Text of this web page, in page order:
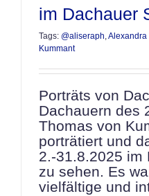
im Dachauer
Tags: @aliseraph Alexandra
Kummant
Porträts von
Dachauern des
Thomas von
porträtiert und
2.-31.8.2025 im
zu sehen. Es
vielfältige und